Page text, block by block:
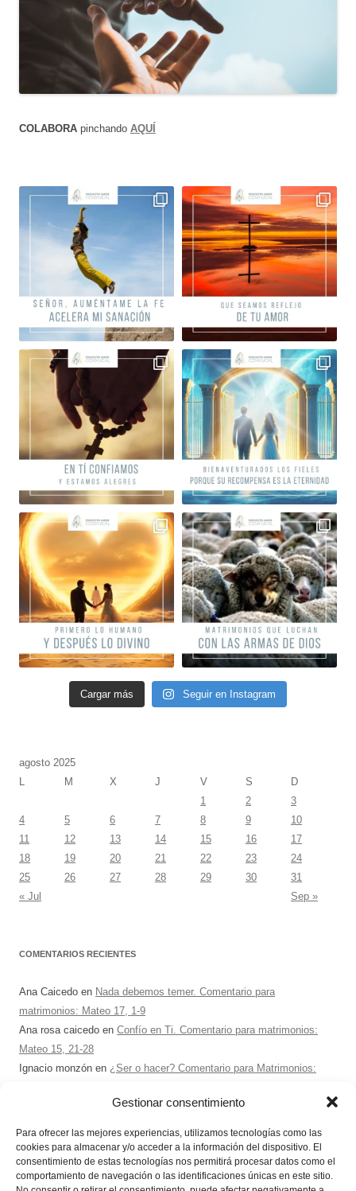
Gestionar consentimiento
Para ofrecer las mejores experiencias, utilizamos tecnologías como las
cookies para almacenar y/o acceder a la información del dispositivo. El
consentimiento de estas tecnologías nos permitirá procesar datos como el
comportamiento de navegación o las identificaciones únicas en este sitio.
COLABORA pinchando AQUÍ
Cargar más Seguir en Instagram
agosto 2025
L
M X J V S
D
1
2
3
4
5 6 7 8 9
10
11
12 13 14 15 16
17
18
19 20 21 22 23
24
25
26 27 28 29 30
31
« Jul
Sep »
COMENTARIOS RECIENTES
Ana Caicedo en Nada debemos temer. Comentario para
matrimonios: Mateo 17, 1-9
Ana rosa caicedo en Confío en Ti. Comentario para matrimonios:
Mateo 15, 21-28
Ignacio monzón en ¿Ser o hacer? Comentario para Matrimonios:
Maria Asuncion Herrero Mendez en ¿Ser o hacer? Comentario para
Sandra Karina SolomitaenRETIRO MATRIMONIOS BUENOS
AIRES 7 – 9 AGOSTO 2026